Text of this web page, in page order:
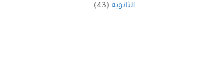
الثانوية (43)